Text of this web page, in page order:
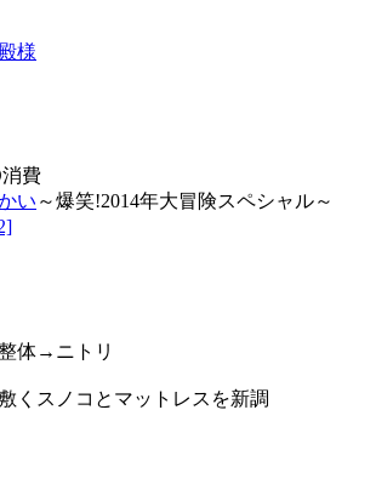
様
費
い ～爆笑!2014年大冒険スペシャル～
体→ニトリ
くスノコとマットレスを新調